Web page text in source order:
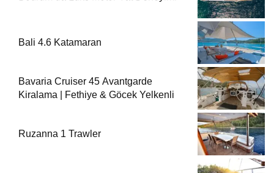
Bali 4.6 Katamaran
Bavaria Cruiser 45 Avantgarde
Kiralama | Fethiye & Göcek Yelkenli
Ruzanna 1 Trawler